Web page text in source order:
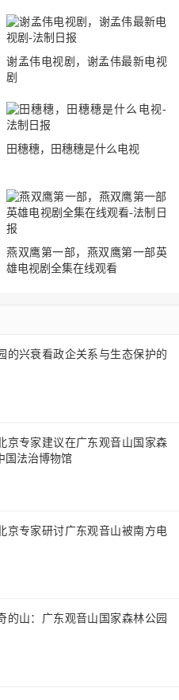
谢孟伟电视剧，谢孟伟最新电视
剧
田穗穗，田穗穗是什么电视
燕双鹰第一部，燕双鹰第一部英
雄电视剧全集在线观看
的兴衰看政企关系与生态保护的
京专家建议在广东观音山国家森
国法治博物馆
京专家研讨广东观音山被南方电
的山：广东观音山国家森林公园